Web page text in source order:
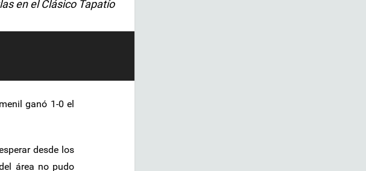
en el Clásico Tapatío
ganó 1-0 el
desde los
área no pudo